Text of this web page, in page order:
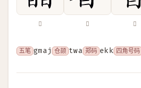
𣊛 𣌼 𣍘
五笔 gmaj 仓颉 twa 郑码 ekk 四角号码